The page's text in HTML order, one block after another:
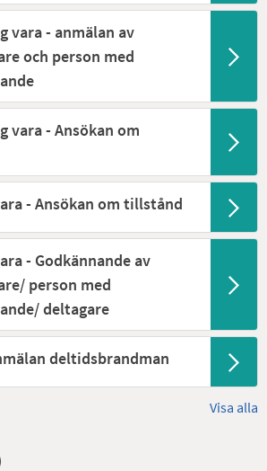
vara - anmälan av
och person med
vara - Ansökan om
- Ansökan om tillstånd
- Godkännande av
person med
deltagare
deltidsbrandman
Visa alla